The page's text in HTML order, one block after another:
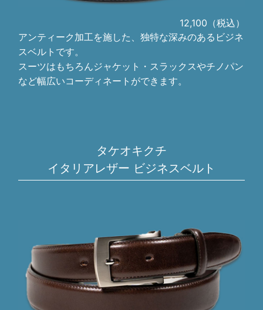
12,100（税込）
アンティーク加工を施した、独特な深みのあるビジネ
スベルトです。
スーツはもちろんジャケット・スラックスやチノパン
など幅広いコーディネートができます。
タケオキクチ
イタリアレザー ビジネスベルト